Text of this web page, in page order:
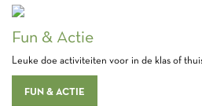
Fun & Actie
Leuke doe activiteiten voor in de klas of
FUN & ACTIE